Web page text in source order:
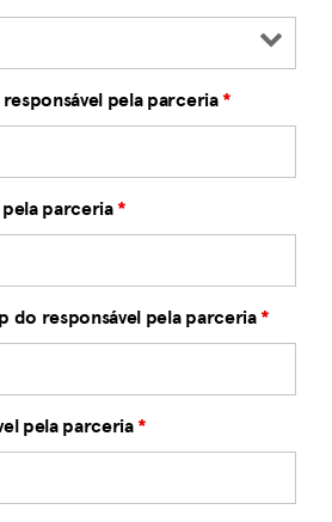
pela parceria *
parceria *
do responsável pela parceria *
pela parceria *